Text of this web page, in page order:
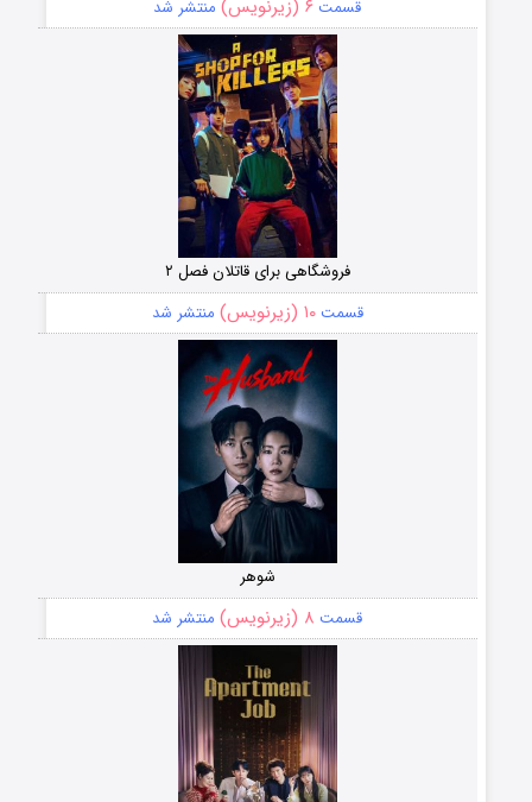
قسمت ۶ (زیرنویس) منتشر شد
فروشگاهی برای قاتلان فصل ۲
قسمت۱۰ (زیرنویس) منتشر شد
شوهر
قسمت ۸ (زیرنویس) منتشر شد